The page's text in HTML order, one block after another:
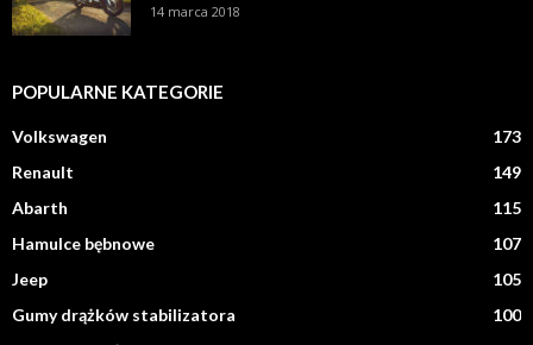
14 marca 2018
POPULARNE KATEGORIE
Volkswagen
173
Renault
149
Abarth
115
Hamulce bębnowe
107
Jeep
105
Gumy drążków stabilizatora
100